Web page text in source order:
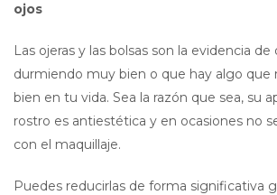
ojos
Las ojeras y las bolsas son la evidencia
durmiendo muy bien o que hay algo que
bien en tu vida. Sea la razón que sea, su
rostro es antiestética y en ocasiones no
con el maquillaje.
Puedes reducirlas de forma significativa